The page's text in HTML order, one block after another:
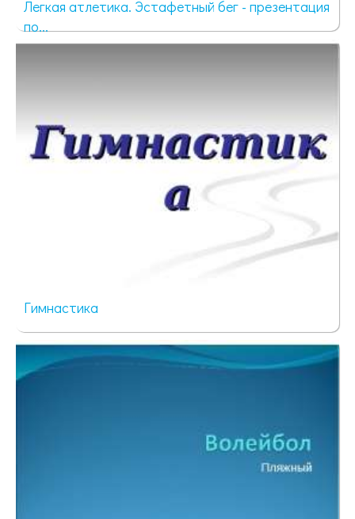
Легкая атлетика. Эстафетный бег - презентация
по...
Гимнастика